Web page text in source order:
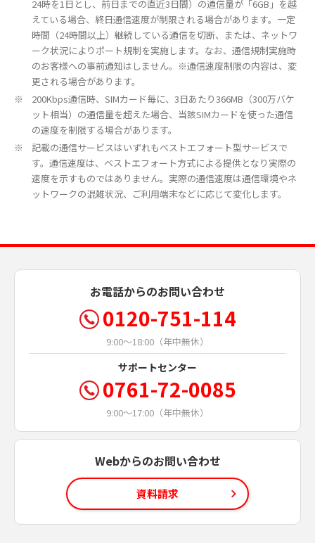
24時を1日とし、前日までの直近3日間）の通信量が「6GB」を越
えている場合、終日通信速度が制限される場合があります。一定
時間（24時間以上）継続している通信を切断、または、ネットワ
ーク状況によりポート規制を実施します。なお、通信規制実施時
のお客様への事前通知はしません。※通信速度制限の内容は、変
更される場合があります。
200Kbps通信時、SIMカード毎に、3日あたり366MB（300万バケ
ット相当）の通信量を超えた場合、当該SIMカードを使った通信
の速度を制限する場合があります。
記載の通信サービスはいずれもベストエフォート型サービスで
す。通信速度は、ベストエフォート方式による提供となり実際の
速度を示すものではありません。実際の通信速度は通信環境やネ
ットワークの混雑状況、ご利用端末などに応じて変化します。
お電話からのお問い合わせ
0120-751-114
9:00～18:00（年中無休）
サポートセンター
0761-72-0085
9:00～17:00（年中無休）
Webからのお問い合わせ
資料請求